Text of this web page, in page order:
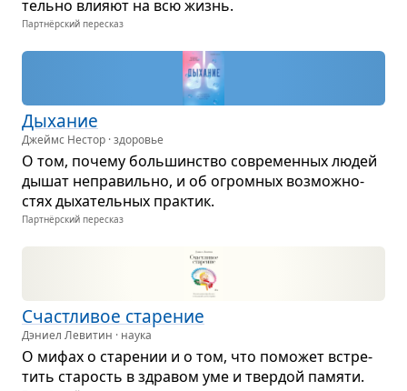
тельно вли­яют на всю жизнь.
Партнёрский пересказ
Дыха­ние
Джеймс Нестор · здоровье
О том, почему боль­шин­ство совре­мен­ных людей
дышат непра­вильно, и об огром­ных воз­мож­но­
стях дыха­тель­ных прак­тик.
Партнёрский пересказ
Счаст­ли­вое ста­ре­ние
Дэниел Левитин · наука
О мифах о ста­ре­нии и о том, что помо­жет встре­
тить ста­рость в здра­вом уме и твер­дой памяти.